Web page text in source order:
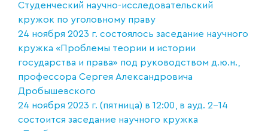
Студенческий научно-исследовательский
кружок по уголовному праву
24 ноября 2023 г. состоялось заседание научного
кружка «Проблемы теории и истории
государства и права» под руководством д.ю.н.,
профессора Сергея Александровича
Дробышевского
24 ноября 2023 г. (пятница) в 12:00, в ауд. 2-14
состоится заседание научного кружка